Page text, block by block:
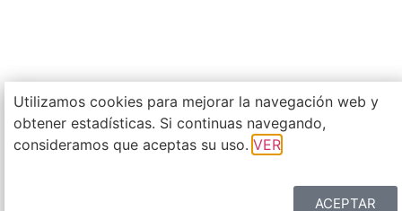
Cookieak erabiltzen ditugu web arakatzea hobetzeko
eta estatistikak lortzeko. Nabigatzen jarraitzen baduzu,
haien erabilera onartzen duzula uste dugu.
ADOS
Utilizamos cookies para mejorar la navegación web y
obtener estadísticas. Si continuas navegando,
consideramos que aceptas su uso. VER
ACEPTAR